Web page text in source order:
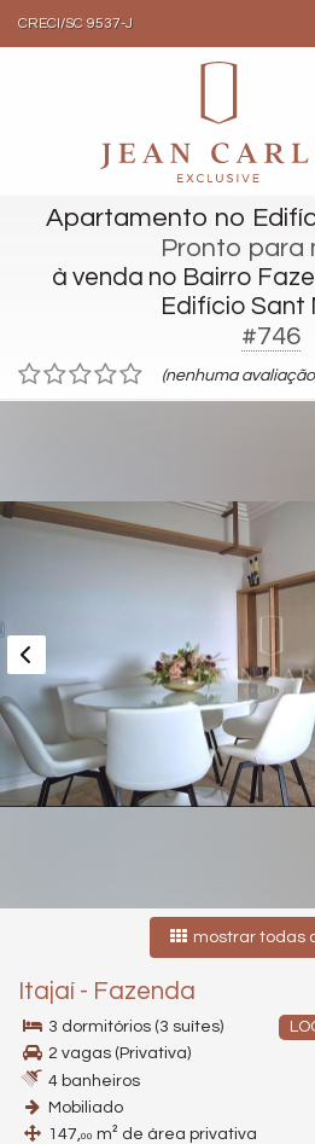
CRECI/SC 9537-J
Apartamento no
Pronto para
à venda no Bairro
Edifício Sant
#746
(nenhuma
mostrar todas
Itajaí - Fazenda
3 dormitórios (3 suítes)
2 vagas (Privativa)
4 banheiros
Mobiliado
147,00 m² de área privativa